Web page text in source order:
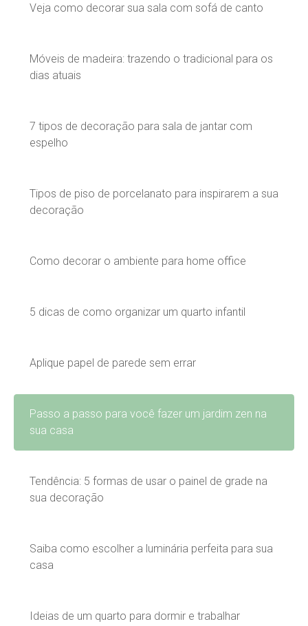
Veja como decorar sua sala com sofá de canto
Móveis de madeira: trazendo o tradicional para os
dias atuais
7 tipos de decoração para sala de jantar com
espelho
Tipos de piso de porcelanato para inspirarem a sua
decoração
Como decorar o ambiente para home office
5 dicas de como organizar um quarto infantil
Aplique papel de parede sem errar
Passo a passo para você fazer um jardim zen na
sua casa
Tendência: 5 formas de usar o painel de grade na
sua decoração
Saiba como escolher a luminária perfeita para sua
casa
Ideias de um quarto para dormir e trabalhar